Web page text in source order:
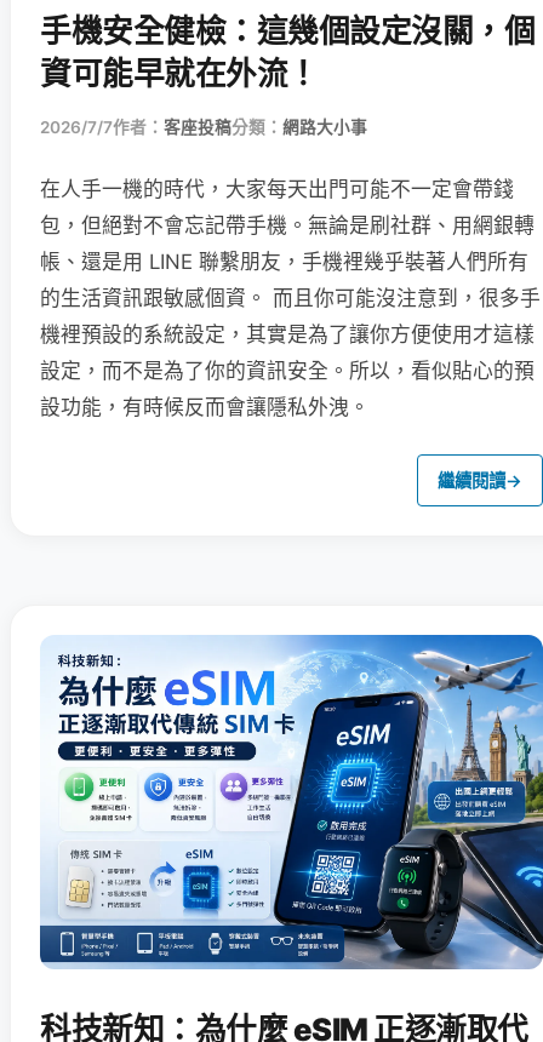
手機安全健檢：這幾個設定沒關，個
資可能早就在外流！
2026/7/7作者： 客座投稿分類： 網路大小事
在人手一機的時代，大家每天出門可能不一定會帶錢
包，但絕對不會忘記帶手機。無論是刷社群、用網銀轉
帳、還是用 LINE 聯繫朋友，手機裡幾乎裝著人們所有
的生活資訊跟敏感個資。 而且你可能沒注意到，很多手
機裡預設的系統設定，其實是為了讓你方便使用才這樣
設定，而不是為了你的資訊安全。所以，看似貼心的預
設功能，有時候反而會讓隱私外洩。
繼續閱讀→
科技新知：為什麼 eSIM 正逐漸取代